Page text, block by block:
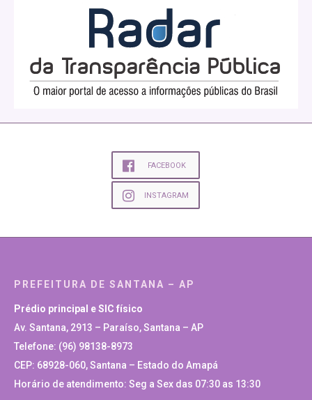
FACEBOOK
INSTAGRAM
PREFEITURA DE SANTANA – AP
Prédio principal e SIC físico
Av. Santana, 2913 – Paraíso, Santana – AP
Telefone: (96) 98138-8973
CEP: 68928-060, Santana – Estado do Amapá
Horário de atendimento: Seg a Sex das 07:30 as 13:30